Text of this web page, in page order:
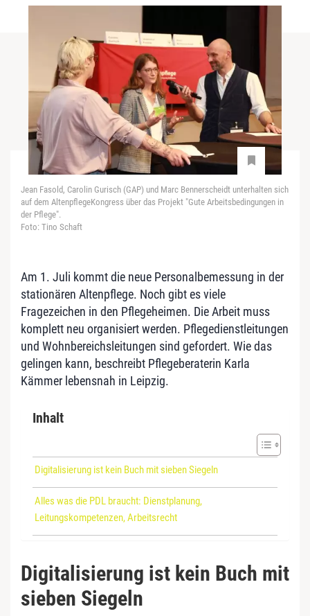
Jean Fasold, Carolin Gurisch (GAP) und Marc Bennerscheidt unterhalten sich
auf dem AltenpflegeKongress über das Projekt "Gute Arbeitsbedingungen in
der Pflege".
Foto: Tino Schaft
Am 1. Juli kommt die neue Personalbemessung in der
stationären Altenpflege. Noch gibt es viele
Fragezeichen in den Pflegeheimen. Die Arbeit muss
komplett neu organisiert werden. Pflegedienstleitungen
und Wohnbereichsleitungen sind gefordert. Wie das
gelingen kann, beschreibt Pflegeberaterin Karla
Kämmer lebensnah in Leipzig.
Inhalt
Digitalisierung ist kein Buch mit sieben Siegeln
Alles was die PDL braucht: Dienstplanung,
Leitungskompetenzen, Arbeitsrecht
Digitalisierung ist kein Buch mit
sieben Siegeln